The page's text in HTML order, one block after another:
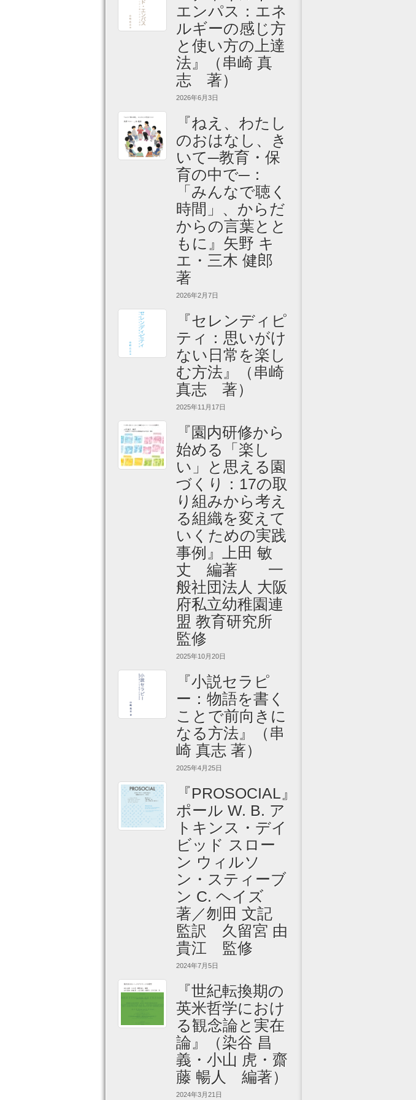
エンパス：エネ
ルギーの感じ方
と使い方の上達
法』（串崎 真
志 著）
2026年6月3日
『ねえ、わたし
のおはなし、き
いて─教育・保
育の中で─：
「みんなで聴く
時間」、からだ
からの言葉とと
もに』矢野 キ
エ・三木 健郎
著
2026年2月7日
『セレンディピ
ティ：思いがけ
ない日常を楽し
む方法』（串崎
真志 著）
2025年11月17日
『園内研修から
始める「楽し
い」と思える園
づくり：17の取
り組みから考え
る組織を変えて
いくための実践
事例』上田 敏
丈 編著 一
般社団法人 大阪
府私立幼稚園連
盟 教育研究所
監修
2025年10月20日
『小説セラピ
ー：物語を書く
ことで前向きに
なる方法』（串
崎 真志 著）
2025年4月25日
『PROSOCIAL』
ポール W. B. ア
トキンス・デイ
ビッド スロー
ン ウィルソ
ン・スティーブ
ン C. ヘイズ
著／刎田 文記
監訳 久留宮 由
貴江 監修
2024年7月5日
『世紀転換期の
英米哲学におけ
る観念論と実在
論』（染谷 昌
義・小山 虎・齋
藤 暢人 編著）
2024年3月21日